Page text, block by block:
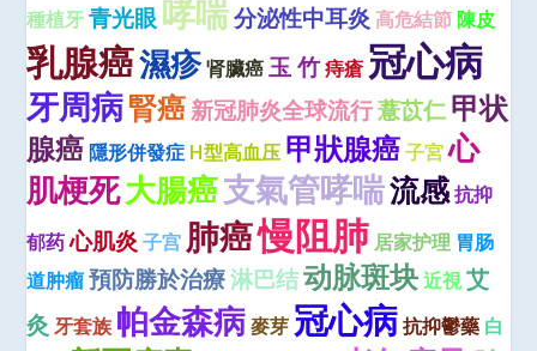
種植牙 青光眼哮喘分泌性中耳炎 高危結節 陳皮
乳腺癌濕疹肾臟癌 玉 竹 痔瘡 冠心病
牙周病腎癌新冠肺炎全球流行薏苡仁甲状
腺癌 隱形併發症 H型高血压 甲狀腺癌 子宮 心
肌梗死大腸癌支氣管哮喘流感 抗抑
郁药 心肌炎 子宫 肺癌慢阻肺 居家护理 胃肠
道肿瘤 預防勝於治療淋巴结动脉斑块 近視 艾
灸 牙套族 帕金森病 麥芽 冠心病 抗抑鬱藥 白